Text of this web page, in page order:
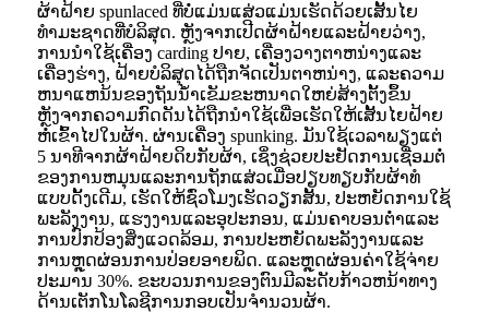
ຜ້າຝ້າຍ spunlaced ທີ່ບໍ່ແມ່ນແສ່ວແມ່ນເຮັດດ້ວຍເສັ້ນໄຍ
ທໍາມະຊາດທີ່ບໍລິສຸດ. ຫຼັງຈາກເປີດຜ້າຝ້າຍແລະຝ້າຍວ່າງ,
ການນໍາໃຊ້ເຄື່ອງ carding ປາຍ, ເຄື່ອງວາງຕາຫນ່າງແລະ
ເຄື່ອງຮ່າງ, ຝ້າຍບໍລິສຸດໄດ້ຖືກຈັດເປັນຕາຫນ່າງ, ແລະຄວາມ
ຫນາແຫນ້ນຂອງຖັນນ້ໍາເຂັມຂະຫນາດໃຫຍ່ສ້າງຕັ້ງຂຶ້ນ
ຫຼັງຈາກຄວາມກົດດັນໄດ້ຖືກນໍາໃຊ້ເພື່ອເຮັດໃຫ້ເສັ້ນໄຍຝ້າຍ
ຫໍ່ເຂົ້າໄປໃນຜ້າ. ຜ່ານເຄື່ອງ spunking. ມັນໃຊ້ເວລາພຽງແຕ່
5 ນາທີຈາກຜ້າຝ້າຍດິບກັບຜ້າ, ເຊິ່ງຊ່ວຍປະຢັດການເຊື່ອມຕໍ່
ຂອງການຫມຸນແລະການຖັກແສ່ວເມື່ອປຽບທຽບກັບຜ້າທໍ
ແບບດັ້ງເດີມ, ເຮັດໃຫ້ຊົ່ວໂມງເຮັດວຽກສັ້ນ, ປະຫຍັດການໃຊ້
ພະລັງງານ, ແຮງງານແລະອຸປະກອນ, ແມ່ນຄາບອນຕ່ໍາແລະ
ການປົກປ້ອງສິ່ງແວດລ້ອມ, ການປະຫຍັດພະລັງງານແລະ
ການຫຼຸດຜ່ອນການປ່ອຍອາຍພິດ. ແລະຫຼຸດຜ່ອນຄ່າໃຊ້ຈ່າຍ
ປະມານ 30%. ຂະບວນການຂອງຕົນມີລະດັບກ້າວຫນ້າທາງ
ດ້ານເຕັກໂນໂລຊີການກອບເປັນຈໍານວນຜ້າ.